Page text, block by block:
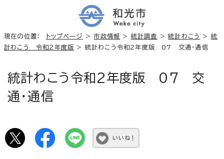
現在の位置： トップページ >市政情報 > 統計調査 >統計わこう > 統
計わこう 令和2年度版 > 統計わこう令和2年度版 07 交通・通信
統計わこう令和2年度版 07 交
通・通信
いいね！